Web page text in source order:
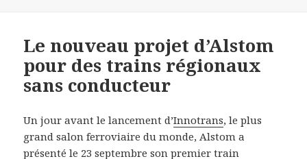
Le nouveau projet d’Alstom
pour des trains régionaux
sans conducteur
Un jour avant le lancement d’Innotrans, le plus
grand salon ferroviaire du monde, Alstom a
présenté le 23 septembre son premier train